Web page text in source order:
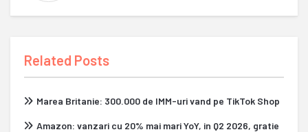
Related Posts
Marea Britanie: 300.000 de IMM-uri vand pe TikTok Shop
Amazon: vanzari cu 20% mai mari YoY, in Q2 2026, gratie